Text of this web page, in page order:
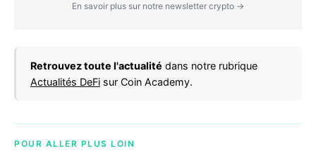
En savoir plus sur notre newsletter crypto →
Retrouvez toute l'actualité dans notre rubrique
Actualités DeFi sur Coin Academy.
POUR ALLER PLUS LOIN